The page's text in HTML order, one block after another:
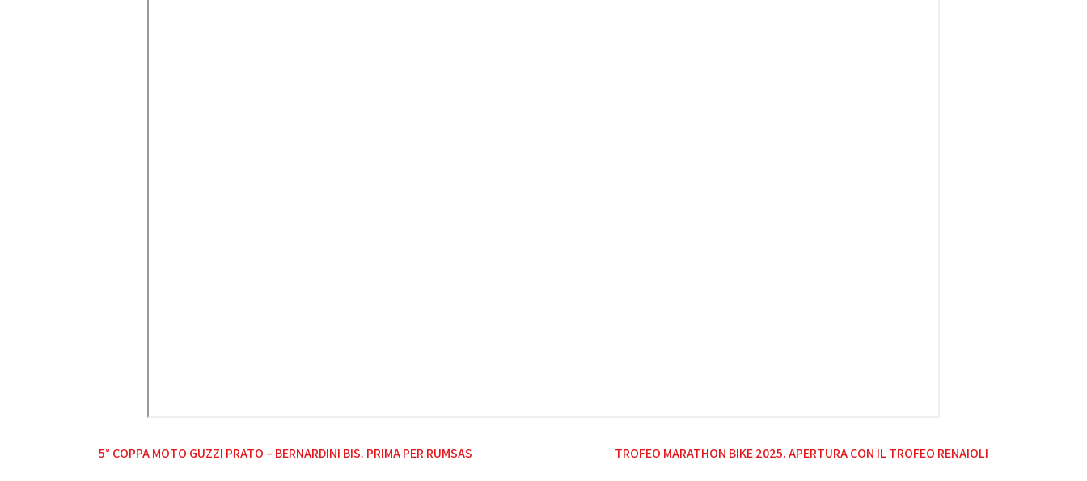
Navigazione
5° COPPA MOTO GUZZI PRATO – BERNARDINI BIS. PRIMA PER RUMSAS TROFEO MARATHON BIKE 2025. APERTURA CON IL TROFEO RENAIOLI